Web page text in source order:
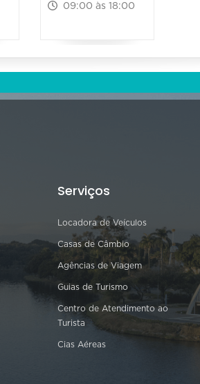
09:00 às 18:00
Serviços
Locadora de Veículos
Casas de Câmbio
Agências de Viagem
Guias de Turismo
Centro de Atendimento ao
Turista
Cias Aéreas